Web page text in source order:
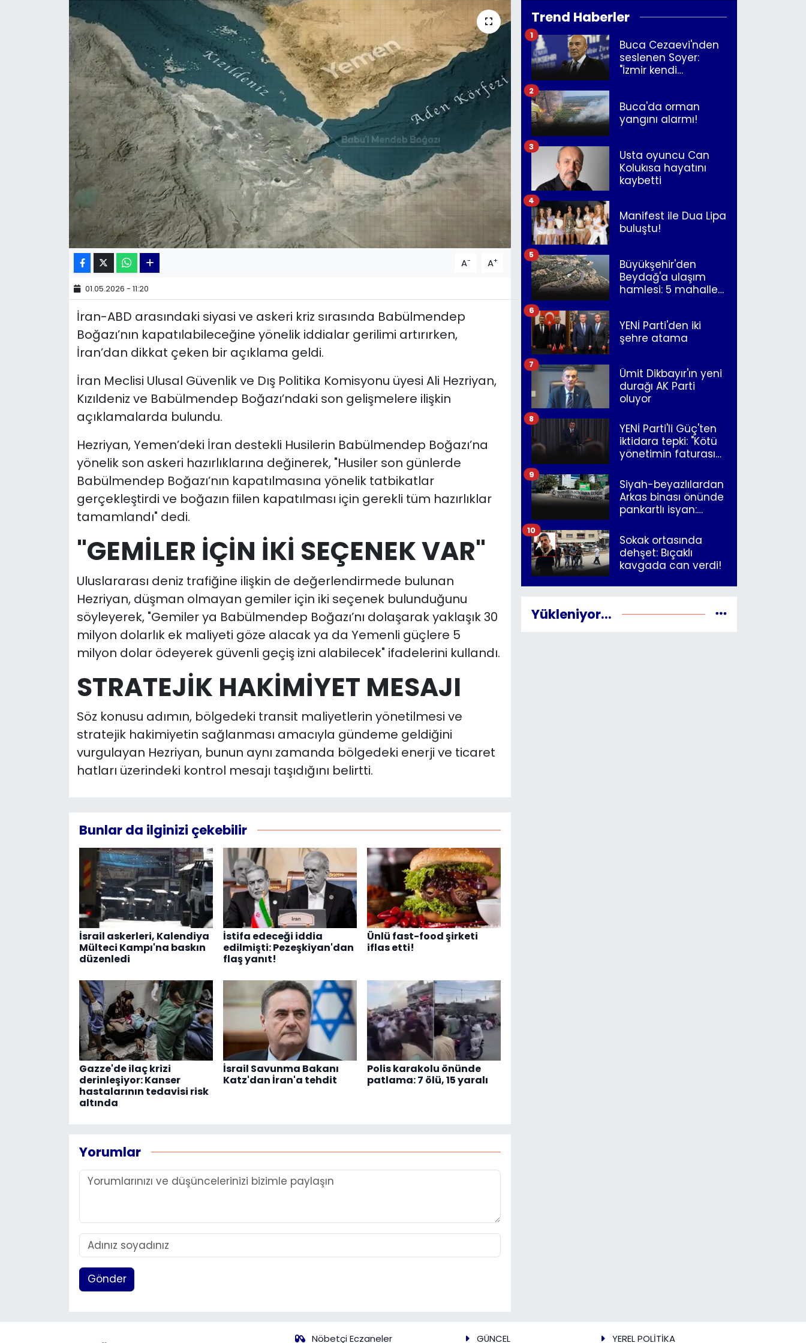
A- A+
01.05.2026 - 11:20
İran-ABD arasındaki siyasi ve askeri kriz sırasında Babülmendep
Boğazı’nın kapatılabileceğine yönelik iddialar gerilimi artırırken,
İran’dan dikkat çeken bir açıklama geldi.
İran Meclisi Ulusal Güvenlik ve Dış Politika Komisyonu üyesi Ali Hezriyan,
Kızıldeniz ve Babülmendep Boğazı’ndaki son gelişmelere ilişkin
açıklamalarda bulundu.
Hezriyan, Yemen’deki İran destekli Husilerin Babülmendep Boğazı’na
yönelik son askeri hazırlıklarına değinerek, "Husiler son günlerde
Babülmendep Boğazı’nın kapatılmasına yönelik tatbikatlar
gerçekleştirdi ve boğazın fiilen kapatılması için gerekli tüm hazırlıklar
tamamlandı" dedi.
"GEMİLER İÇİN İKİ SEÇENEK VAR"
Uluslararası deniz trafiğine ilişkin de değerlendirmede bulunan
Hezriyan, düşman olmayan gemiler için iki seçenek bulunduğunu
söyleyerek, "Gemiler ya Babülmendep Boğazı’nı dolaşarak yaklaşık 30
milyon dolarlık ek maliyeti göze alacak ya da Yemenli güçlere 5
milyon dolar ödeyerek güvenli geçiş izni alabilecek" ifadelerini kullandı.
STRATEJİK HAKİMİYET MESAJI
Söz konusu adımın, bölgedeki transit maliyetlerin yönetilmesi ve
stratejik hakimiyetin sağlanması amacıyla gündeme geldiğini
vurgulayan Hezriyan, bunun aynı zamanda bölgedeki enerji ve ticaret
hatları üzerindeki kontrol mesajı taşıdığını belirtti.
Bunlar da ilginizi çekebilir
İsrail askerleri, Kalendiya
Mülteci Kampı'na baskın
düzenledi
İstifa edeceği iddia
edilmişti: Pezeşkiyan'dan
flaş yanıt!
Ünlü fast-food şirketi
iflas etti!
Gazze'de ilaç krizi
derinleşiyor: Kanser
hastalarının tedavisi risk
altında
İsrail Savunma Bakanı
Katz'dan İran'a tehdit
Polis karakolu önünde
patlama: 7 ölü, 15 yaralı
Yorumlar
Gönder
Trend Haberler
Buca Cezaevi'nden
seslenen Soyer:
"İzmir kendi
1
Buca'da orman
yangını alarmı!
2
Usta oyuncu Can
Kolukısa hayatını
kaybetti
3
Manifest ile Dua Lipa
buluştu!
4
Büyükşehir'den
Beydağ'a ulaşım
hamlesi: 5 mahalle
5
YENİ Parti'den iki
şehre atama
6
Ümit Dikbayır'ın yeni
durağı AK Parti
oluyor
7
YENİ Parti'li Güç'ten
iktidara tepki: "Kötü
yönetimin faturasını
8
Siyah-beyazlılardan
Arkas binası önünde
pankartlı isyan:
İzmir"
9
Sokak ortasında
dehşet: Bıçaklı
kavgada can verdi!
10
Yükleniyor...
Nöbetçi Eczaneler GÜNCEL YEREL POLİTİKA
KÜLTÜR SANAT
MAGAZİN
POLİTİKA
Siyaset
TEKNOLOJİ
Yaşam
YEREL POLİTİKA
YEREL YÖNETİMLER